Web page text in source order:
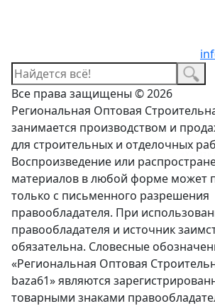
Все права защищены © 2026
Региональная Оптовая
занимается производством и
для строительных и отделочных
Воспроизведение или
материалов в любой форме может
только с письменного разрешения
правообладателя. При
правообладателя и источник
обязательна. Словесные
«Региональная Оптовая
baza61» являются
товарными знаками